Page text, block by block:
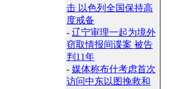
击 以色列全国保持高
度戒备
- 辽宁审理一起为境外
窃取情报间谍案 被告
判11年
- 媒体称布什考虑首次
访问中东以图挽救和